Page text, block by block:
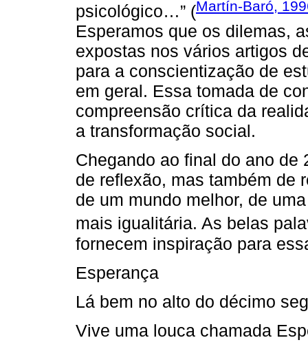
psicológico…” (Martín-Baró,
Esperamos que os dilemas,
expostas nos vários artigos
para a conscientização de
em geral. Essa tomada de
compreensão crítica da
a transformação social.
Chegando ao final do ano de
de reflexão, mas também de
de um mundo melhor, de
mais igualitária. As belas
fornecem inspiração para
Esperança
Lá bem no alto do décimo
Vive uma louca chamada